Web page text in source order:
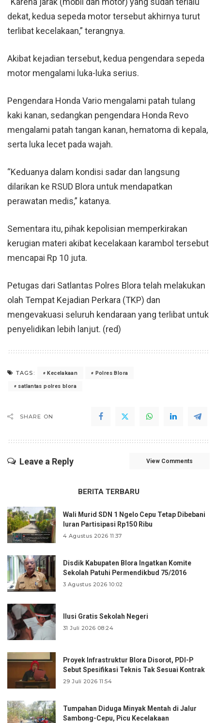
dekat, kedua sepeda motor tersebut akhirnya turut
terlibat kecelakaan,” terangnya.
Akibat kejadian tersebut, kedua pengendara sepeda
motor mengalami luka-luka serius.
Pengendara Honda Vario mengalami patah tulang
kaki kanan, sedangkan pengendara Honda Revo
mengalami patah tangan kanan, hematoma di kepala,
serta luka lecet pada wajah.
“Keduanya dalam kondisi sadar dan langsung
dilarikan ke RSUD Blora untuk mendapatkan
perawatan medis,” katanya.
Sementara itu, pihak kepolisian memperkirakan
kerugian materi akibat kecelakaan karambol tersebut
mencapai Rp 10 juta.
Petugas dari Satlantas Polres Blora telah melakukan
olah Tempat Kejadian Perkara (TKP) dan
mengevakuasi seluruh kendaraan yang terlibat untuk
penyelidikan lebih lanjut. (red)
TAGS: Kecelakaan Polres Blora
satlantas polres blora
SHARE ON
Leave a Reply View Comments
BERITA TERBARU
Wali Murid SDN 1 Ngelo Cepu Tetap Dibebani
Iuran Partisipasi Rp150 Ribu
4 Agustus 2026 11:37
Disdik Kabupaten Blora Ingatkan Komite
Sekolah Patuhi Permendikbud 75/2016
3 Agustus 2026 10:02
Ilusi Gratis Sekolah Negeri
31 Juli 2026 08:24
Proyek Infrastruktur Blora Disorot, PDI-P
Sebut Spesifikasi Teknis Tak Sesuai Kontrak
29 Juli 2026 11:54
Tumpahan Diduga Minyak Mentah di Jalur
Sambong-Cepu, Picu Kecelakaan